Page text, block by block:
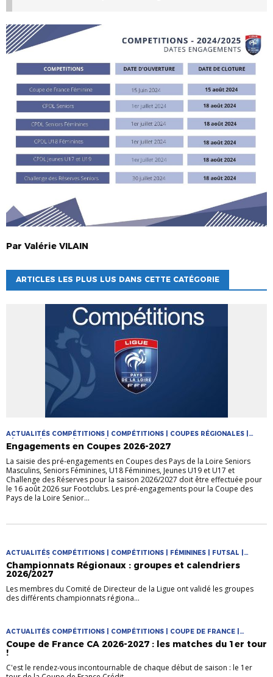
Par Valérie VILAIN
ARTICLES LES PLUS LUS DANS CETTE CATÉGORIE
ACTUALITÉS COMPÉTITIONS | COMPÉTITIONS | COUPES RÉGIONALES |
FÉMININE | FUTSAL | JEUNES | MASCULIN
Engagements en Coupes 2026-2027
La saisie des pré-engagements en Coupes des Pays de la Loire Seniors
Masculins, Seniors Féminines, U18 Féminines, Jeunes U19 et U17 et
Challenge des Réserves pour la saison 2026/2027 doit être effectuée pour
le 16 août 2026 sur Footclubs. Les pré-engagements pour la Coupe des
Pays de la Loire Senior...
ACTUALITÉS COMPÉTITIONS | COMPÉTITIONS | FÉMININES | FUTSAL |
PRATIQUES | PRATIQUES JEUNES
Championnats Régionaux : groupes et calendriers
2026/2027
Les membres du Comité de Directeur de la Ligue ont validé les groupes
des différents championnats régiona...
ACTUALITÉS COMPÉTITIONS | COMPÉTITIONS | COUPE DE FRANCE |
COUPES NATIONALES
Coupe de France CA 2026-2027 : les matches du 1er tour
!
C'est le rendez-vous incontournable de chaque début de saison : le 1er